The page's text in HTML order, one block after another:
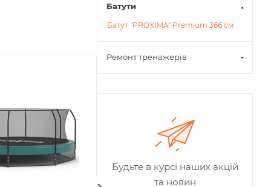
Батути
Батут "PROXIMA" Premium 366 см
Ремонт тренажерів
Будьте в курсі наших акцій
та новин